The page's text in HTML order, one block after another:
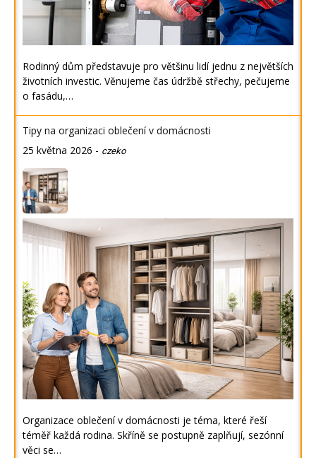
Rodinný dům představuje pro většinu lidí jednu z největších
životních investic. Věnujeme čas údržbě střechy, pečujeme
o fasádu,…
Tipy na organizaci oblečení v domácnosti
25 května 2026 - czeko
Organizace oblečení v domácnosti je téma, které řeší
téměř každá rodina. Skříně se postupně zaplňují, sezónní
věci se…